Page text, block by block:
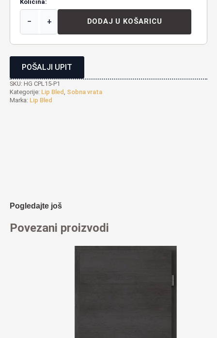
Količina:
− + DODAJ U KOŠARICU
POŠALJI UPIT
SKU: HG CPL15-P1
Kategorije: Lip Bled Sobna vrata
Marka: Lip Bled
Pogledajte još
Povezani proizvodi